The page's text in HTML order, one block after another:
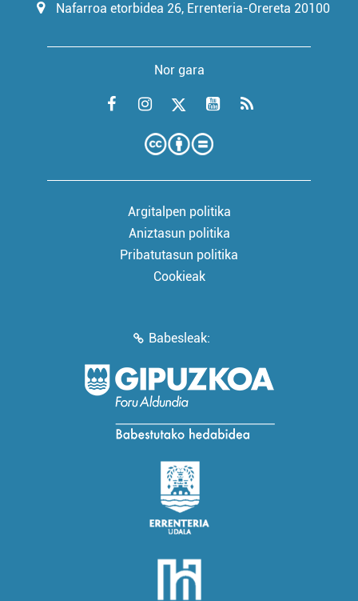
Nafarroa etorbidea 26, Errenteria-Orereta 20100
Nor gara
Argitalpen politika
Aniztasun politika
Pribatutasun politika
Cookieak
Babesleak: